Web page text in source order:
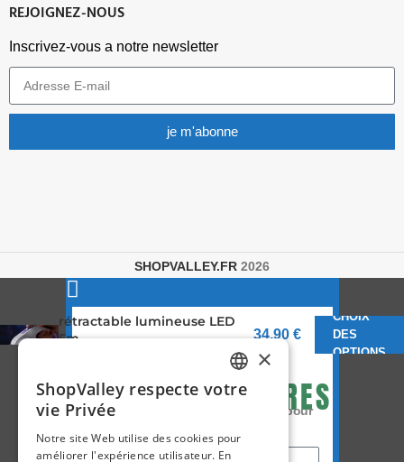
REJOIGNEZ-NOUS
Inscrivez-vous a notre newsletter
je m'abonne
SHOPVALLEY.FR 2026
Laisse pour chiens
rétractable lumineuse LED
5m
34,90 €
CHOIX
DES
OPTIONS
- 10%
SUPPLÉMENTAIRES
Entrez votre prénom et votre email pour
FRENCH
×
ShopValley respecte votre
vie Privée
Notre site Web utilise des cookies pour
améliorer l'expérience utilisateur. En